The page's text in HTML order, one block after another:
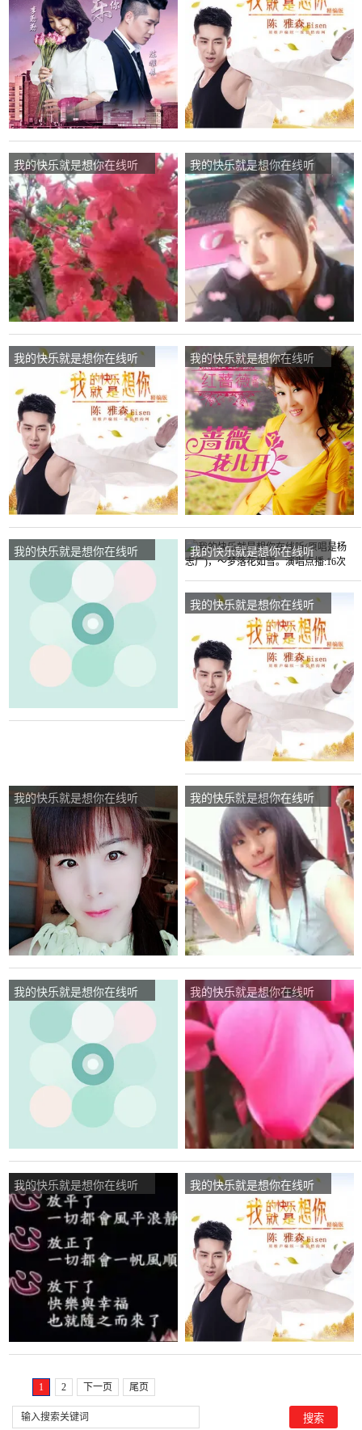
《拒私信》演唱点播:124次
《拒私信》演唱点播:44次
我的快乐就是想你在线听
(原唱是陈雅森)，梅子演唱
点播:702次
我的快乐就是想你在线听
(原唱是陈雅森)，等待下一
次相遇演唱点播:38次
我的快乐就是想你在线听
(原唱是陈雅森)，豪迈 浪子
演唱点播:51次
我的快乐就是想你在线听
(原唱是红蔷薇)，梦相随演
唱点播:99次
我的快乐就是想你在线听
(原唱是红蔷薇)，草根演唱
点播:44次
我的快乐就是想你在线听
(原唱是杨志广)，～梦落花
如雪。演唱点播:16次
我的快乐就是想你在线听
(原唱是陈雅森)，张元凤演
唱点播:70次
我的快乐就是想你在线听
(原唱是许丽静)，小龙女演
唱点播:166次
我的快乐就是想你在线听
(原唱是红蔷薇)，小豆豆演
唱点播:86次
我的快乐就是想你在线听
(原唱是石雪峰)，曼舞者
15902919626演唱点播:22
我的快乐就是想你在线听
(原唱是陈雅森)，竹子演唱
点播:448次
我的快乐就是想你在线听
(原唱是杨志广)，騰飛心灵
之约演唱点播:341次
我的快乐就是想你在线听
(原唱是陈雅森)，潇潇演唱
点播:69次
1 2 下一页 尾页